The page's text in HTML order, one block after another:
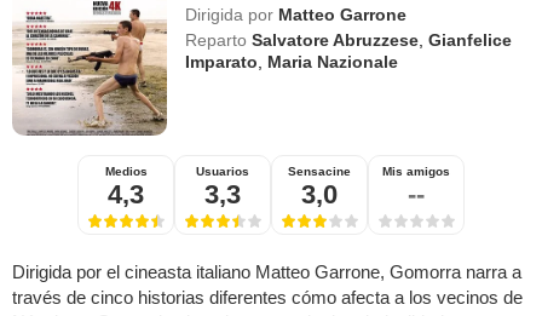
Dirigida por Matteo Garrone
Reparto Salvatore Abruzzese ,Gianfelice
Imparato
Maria Nazionale
Medios
4,3
Usuarios
3,3
Sensacine
3,0
Mis amigos
--
Dirigida por el cineasta italiano Matteo Garrone, Gomorra narra a
través de cinco historias diferentes cómo afecta a los vecinos de